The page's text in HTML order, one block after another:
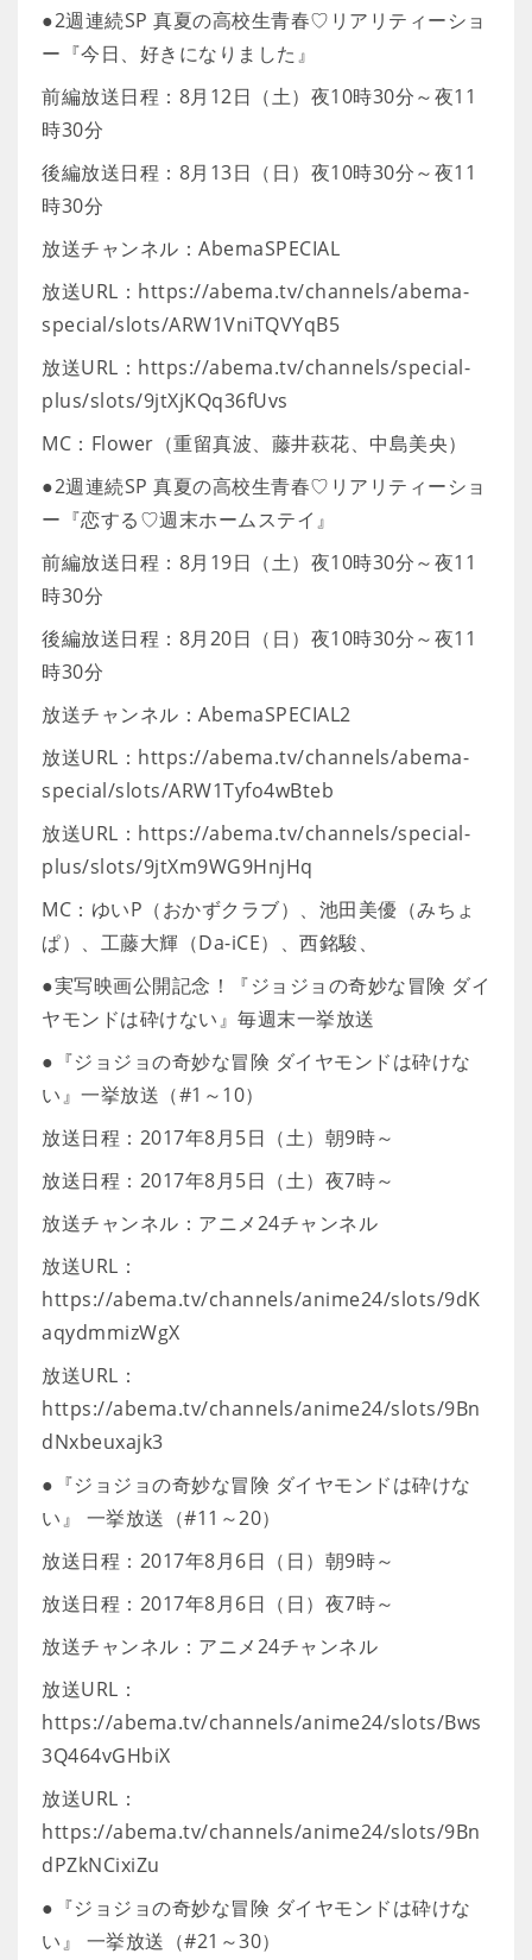
●2週連続SP 真夏の高校生青春♡リアリティーショ
ー『今日、好きになりました』
前編放送日程：8月12日（土）夜10時30分～夜11
時30分
後編放送日程：8月13日（日）夜10時30分～夜11
時30分
放送チャンネル：AbemaSPECIAL
放送URL：https://abema.tv/channels/abema-
special/slots/ARW1VniTQVYqB5
放送URL：https://abema.tv/channels/special-
plus/slots/9jtXjKQq36fUvs
MC：Flower（重留真波、藤井萩花、中島美央）
●2週連続SP 真夏の高校生青春♡リアリティーショ
ー『恋する♡週末ホームステイ』
前編放送日程：8月19日（土）夜10時30分～夜11
時30分
後編放送日程：8月20日（日）夜10時30分～夜11
時30分
放送チャンネル：AbemaSPECIAL2
放送URL：https://abema.tv/channels/abema-
special/slots/ARW1Tyfo4wBteb
放送URL：https://abema.tv/channels/special-
plus/slots/9jtXm9WG9HnjHq
MC：ゆいP（おかずクラブ）、池田美優（みちょ
ぱ）、工藤大輝（Da-iCE）、西銘駿、
●実写映画公開記念！『ジョジョの奇妙な冒険 ダイ
ヤモンドは砕けない』毎週末一挙放送
●『ジョジョの奇妙な冒険 ダイヤモンドは砕けな
い』一挙放送（#1～10）
放送日程：2017年8月5日（土）朝9時～
放送日程：2017年8月5日（土）夜7時～
放送チャンネル：アニメ24チャンネル
放送URL：
https://abema.tv/channels/anime24/slots/9dK
aqydmmizWgX
放送URL：
https://abema.tv/channels/anime24/slots/9Bn
dNxbeuxajk3
●『ジョジョの奇妙な冒険 ダイヤモンドは砕けな
い』 一挙放送（#11～20）
放送日程：2017年8月6日（日）朝9時～
放送日程：2017年8月6日（日）夜7時～
放送チャンネル：アニメ24チャンネル
放送URL：
https://abema.tv/channels/anime24/slots/Bws
3Q464vGHbiX
放送URL：
https://abema.tv/channels/anime24/slots/9Bn
dPZkNCixiZu
●『ジョジョの奇妙な冒険 ダイヤモンドは砕けな
い』 一挙放送（#21～30）